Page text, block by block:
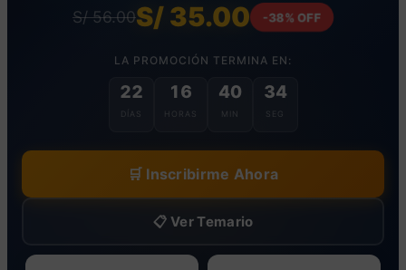
S/ 56.00S/ 35.00 -38% OFF
LA PROMOCIÓN TERMINA EN:
22
DÍAS
16
HORAS
40
MIN
33
SEG
🛒 Inscribirme Ahora
📋 Ver Temario